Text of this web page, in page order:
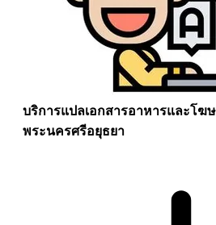
บริการแปลเอกสารอาหารและโฆ
พระนครศรีอยุธยา